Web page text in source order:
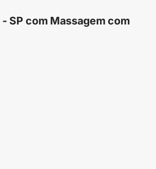
SP com Massagem com